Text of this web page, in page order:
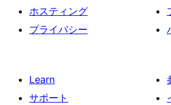
ホスティング
プライバシー
Learn
サポート